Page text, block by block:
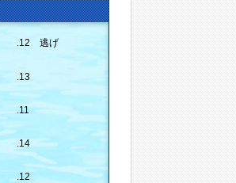
.12 逃げ
.13
.11
.14
.12